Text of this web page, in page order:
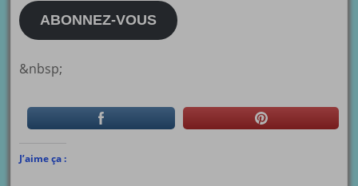
mail
ABONNEZ-VOUS
&nbsp;
J’aime ça :